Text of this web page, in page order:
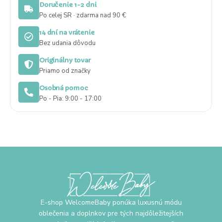
Doručenie 1-2 dni
Po celej SR · zdarma nad 90 €
14 dní na vrátenie
Bez udania dôvodu
Originálny tovar
Priamo od značky
Osobná pomoc
Po - Pia: 9:00 - 17:00
E-shop WelcomeBaby ponúka luxusnú módu
oblečenia a doplnkov pre tých najdôležitejších